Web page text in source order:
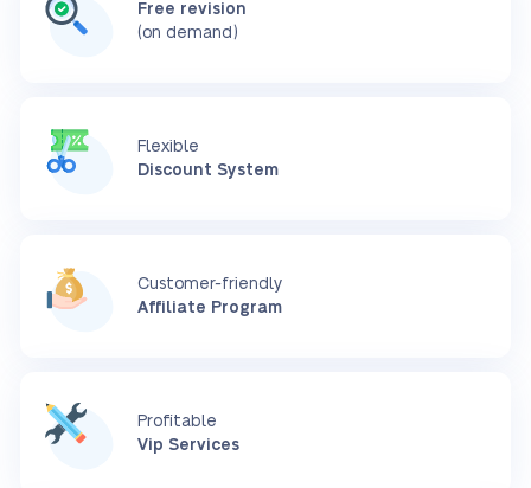
Free revision
(on demand)
Flexible
Discount System
Customer-friendly
Affiliate Program
Profitable
Vip Services